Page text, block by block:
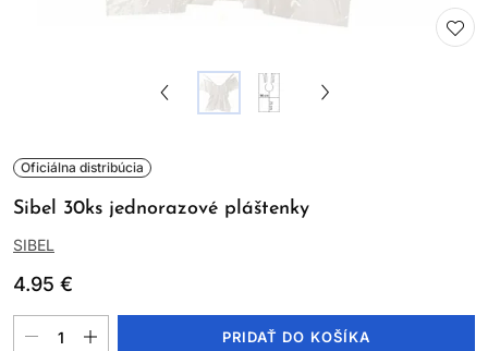
Oficiálna distribúcia
Sibel 30ks jednorazové pláštenky
SIBEL
4.95 €
PRIDAŤ DO KOŠÍKA